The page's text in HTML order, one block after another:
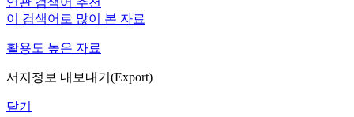
이 검색어로 많이 본 자료
활용도 높은 자료
서지정보 내보내기(Export)
닫기